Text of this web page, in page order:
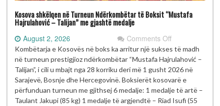
Kosova shkëlqen në Turneun Ndërkombëtar të Boksit “Mustafa
Hajrulahović – Talijan” me gjashtë medalje
August 2, 2026 Comments Offon
Kosova
shkëlqen
në
Turneun
Ndërkombëtar
të
Kombëtarja e Kosovës në boks ka arritur një sukses të madh
në turneun prestigjioz ndërkombëtar “Mustafa Hajrulahović –
Talijan”, i cili u mbajt nga 28 korriku deri më 1 gusht 2026 në
Sarajevë, Bosnje dhe Hercegovinë. Boksierët kosovarë e
përfunduan turneun me gjithsej 6 medalje: 1 medalje të artë –
Taulant Jakupi (85 kg) 1 medalje të argjendtë – Riad Isufi (55